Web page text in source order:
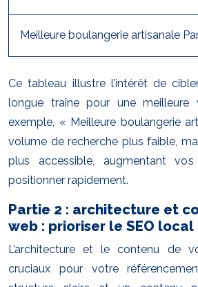
Meilleure boulangerie artisanale
Ce tableau illustre l’intérêt de
longue traîne pour une meilleure
exemple, « Meilleure boulangerie
volume de recherche plus faible,
plus accessible, augmentant
positionner rapidement.
Partie 2 : architecture et
web : prioriser le SEO local
L’architecture et le contenu de
cruciaux pour votre